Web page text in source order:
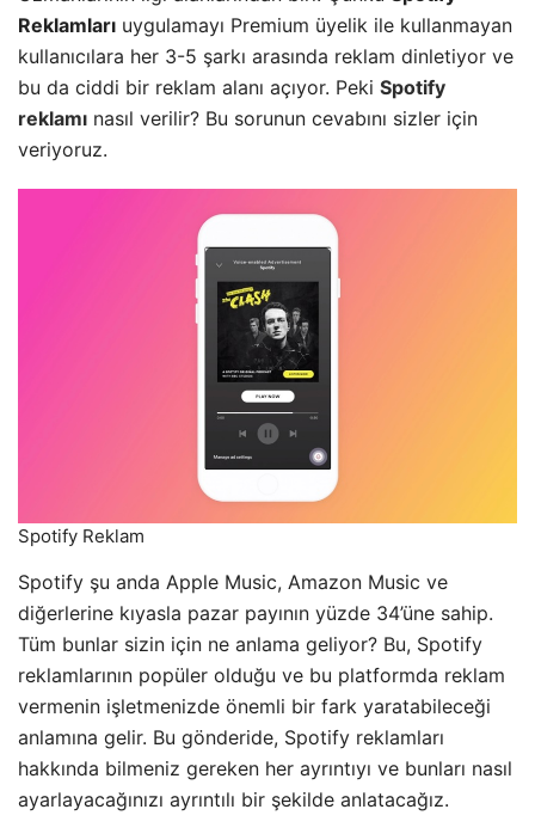
Reklamları uygulamayı Premium üyelik ile kullanmayan
kullanıcılara her 3-5 şarkı arasında reklam dinletiyor ve
bu da ciddi bir reklam alanı açıyor. Peki Spotify
reklamı nasıl verilir? Bu sorunun cevabını sizler için
veriyoruz.
Spotify Reklam
Spotify şu anda Apple Music, Amazon Music ve
diğerlerine kıyasla pazar payının yüzde 34’üne sahip.
Tüm bunlar sizin için ne anlama geliyor? Bu, Spotify
reklamlarının popüler olduğu ve bu platformda reklam
vermenin işletmenizde önemli bir fark yaratabileceği
anlamına gelir. Bu gönderide, Spotify reklamları
hakkında bilmeniz gereken her ayrıntıyı ve bunları nasıl
ayarlayacağınızı ayrıntılı bir şekilde anlatacağız.